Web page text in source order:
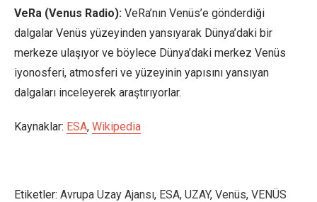
VeRa (Venus Radio): VeRa’nın Venüs’e gönderdiği
dalgalar Venüs yüzeyinden yansıyarak Dünya’daki bir
merkeze ulaşıyor ve böylece Dünya’daki merkez Venüs
iyonosferi, atmosferi ve yüzeyinin yapısını yansıyan
dalgaları inceleyerek araştırıyorlar.
Kaynaklar: ESA, Wikipedia
Etiketler: Avrupa Uzay Ajansı, ESA, UZAY, Venüs, VENÜS